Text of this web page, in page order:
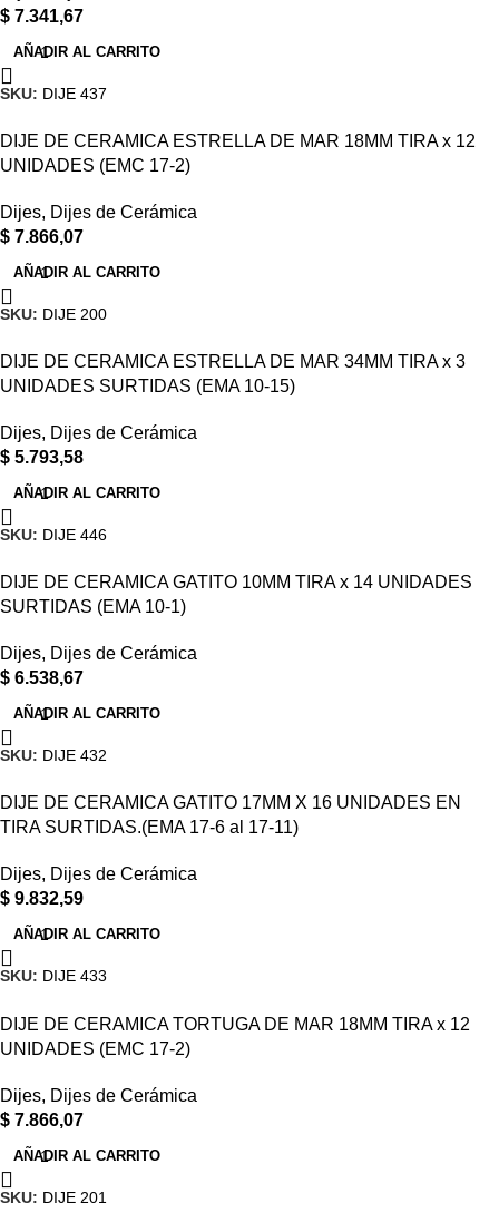
$ 7.341,67
AÑADIR AL CARRITO
SKU: DIJE 437
DIJE DE CERAMICA ESTRELLA DE MAR 18MM TIRA x 12
UNIDADES (EMC 17-2)
Dijes, Dijes de Cerámica
$ 7.866,07
AÑADIR AL CARRITO
SKU: DIJE 200
DIJE DE CERAMICA ESTRELLA DE MAR 34MM TIRA x 3
UNIDADES SURTIDAS (EMA 10-15)
Dijes, Dijes de Cerámica
$ 5.793,58
AÑADIR AL CARRITO
SKU: DIJE 446
DIJE DE CERAMICA GATITO 10MM TIRA x 14 UNIDADES
SURTIDAS (EMA 10-1)
Dijes, Dijes de Cerámica
$ 6.538,67
AÑADIR AL CARRITO
SKU: DIJE 432
DIJE DE CERAMICA GATITO 17MM X 16 UNIDADES EN
TIRA SURTIDAS.(EMA 17-6 al 17-11)
Dijes, Dijes de Cerámica
$ 9.832,59
AÑADIR AL CARRITO
SKU: DIJE 433
DIJE DE CERAMICA TORTUGA DE MAR 18MM TIRA x 12
UNIDADES (EMC 17-2)
Dijes, Dijes de Cerámica
$ 7.866,07
AÑADIR AL CARRITO
SKU: DIJE 201